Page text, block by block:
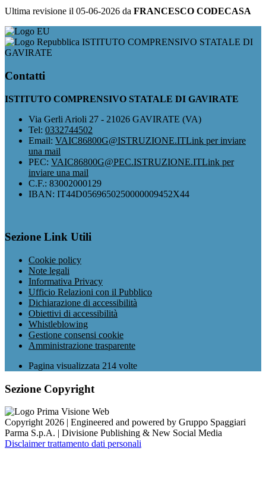
Ultima revisione il 05-06-2026 da FRANCESCO CODECASA
ISTITUTO COMPRENSIVO STATALE DI
GAVIRATE
Contatti
ISTITUTO COMPRENSIVO STATALE DI GAVIRATE
Via Gerli Arioli 27 - 21026 GAVIRATE (VA)
Tel: 0332744502
Email: VAIC86800G@ISTRUZIONE.ITLink per inviare
una mail
PEC: VAIC86800G@PEC.ISTRUZIONE.ITLink per
inviare una mail
C.F.: 83002000129
IBAN: IT44D0569650250000009452X44
Sezione Link Utili
Cookie policy
Note legali
Informativa Privacy
Ufficio Relazioni con il Pubblico
Dichiarazione di accessibilità
Obiettivi di accessibilità
Whistleblowing
Gestione consensi cookie
Amministrazione trasparente
Pagina visualizzata 214 volte
Sezione Copyright
Copyright 2026 | Engineered and powered by Gruppo Spaggiari
Parma S.p.A. | Divisione Publishing & New Social Media
Disclaimer trattamento dati personali